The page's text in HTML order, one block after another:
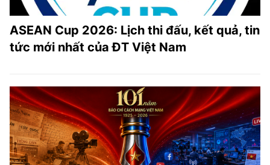
ASEAN Cup 2026: Lịch thi đấu, kết quả, tin
tức mới nhất của ĐT Việt Nam